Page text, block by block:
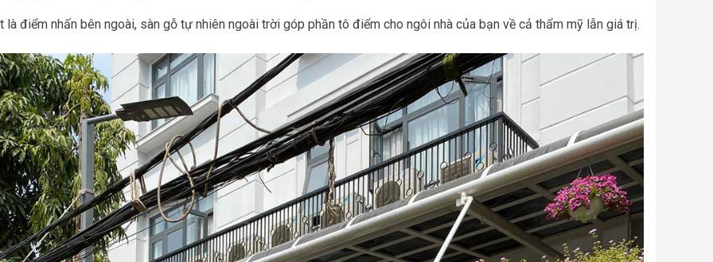
là điểm nhấn bên ngoài, sàn gỗ tự nhiên ngoài trời góp phần tô điểm cho ngôi nhà của bạn về cả thẩm mỹ lẫn giá trị.